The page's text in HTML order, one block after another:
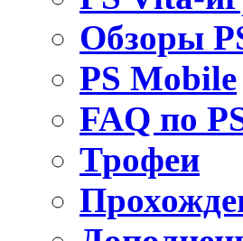
Обзоры
PS Mobile
FAQ по
Трофеи